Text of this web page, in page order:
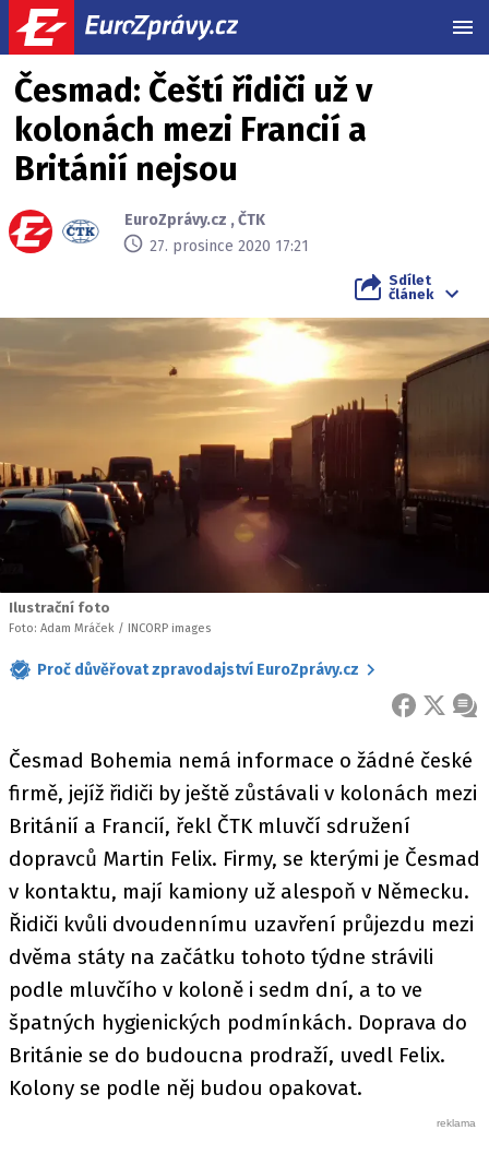
Česmad: Čeští řidiči už v
kolonách mezi Francií a
Británií nejsou
EuroZprávy.cz ,ČTK
27. prosince 2020 17:21
Sdílet
článek
Ilustrační foto
Foto: Adam Mráček / INCORP images
Proč důvěřovat zpravodajství EuroZprávy.cz
FACEBOOK
X
Česmad Bohemia nemá informace o žádné české
firmě, jejíž řidiči by ještě zůstávali v kolonách mezi
Británií a Francií, řekl ČTK mluvčí sdružení
dopravců Martin Felix. Firmy, se kterými je Česmad
v kontaktu, mají kamiony už alespoň v Německu.
Řidiči kvůli dvoudennímu uzavření průjezdu mezi
dvěma státy na začátku tohoto týdne strávili
podle mluvčího v koloně i sedm dní, a to ve
špatných hygienických podmínkách. Doprava do
Británie se do budoucna prodraží, uvedl Felix.
Kolony se podle něj budou opakovat.